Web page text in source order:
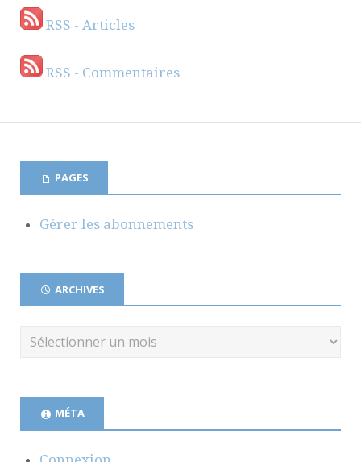
RSS - Articles
RSS - Commentaires
PAGES
Gérer les abonnements
ARCHIVES
MÉTA